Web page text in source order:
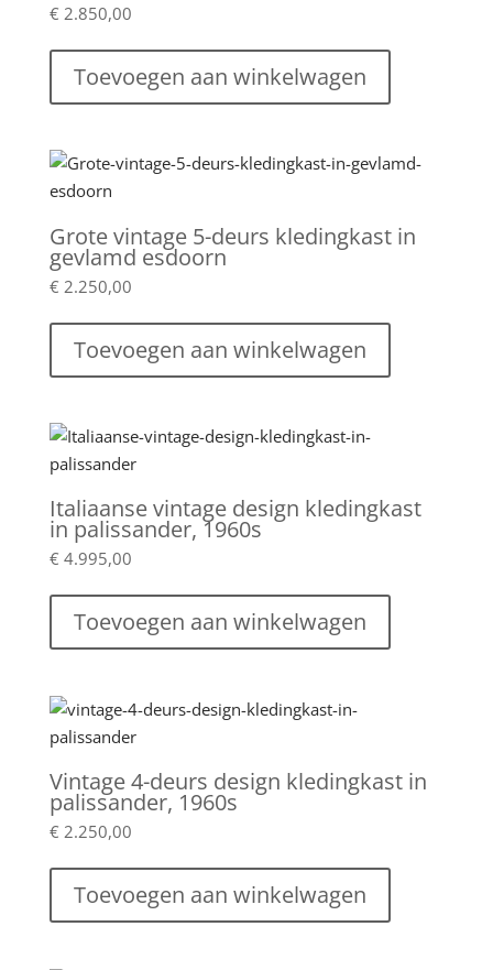
€ 2.850,00
Toevoegen aan winkelwagen
Grote vintage 5-deurs kledingkast in
gevlamd esdoorn
€ 2.250,00
Toevoegen aan winkelwagen
Italiaanse vintage design kledingkast
in palissander, 1960s
€ 4.995,00
Toevoegen aan winkelwagen
Vintage 4-deurs design kledingkast in
palissander, 1960s
€ 2.250,00
Toevoegen aan winkelwagen